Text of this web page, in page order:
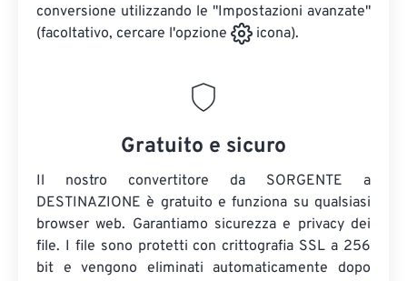
conversione utilizzando le "Impostazioni avanzate"
(facoltativo, cercare l'opzione
icona).
Gratuito e sicuro
Il nostro convertitore da SORGENTE a
DESTINAZIONE è gratuito e funziona su qualsiasi
browser web. Garantiamo sicurezza e privacy dei
file. I file sono protetti con crittografia SSL a 256
bit e vengono eliminati automaticamente dopo